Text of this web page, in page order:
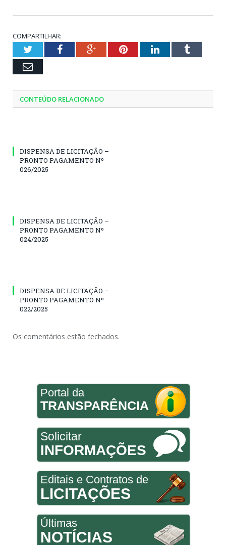
COMPARTILHAR:
TwitterFacebookGoogle+PinterestLinkedInTumblr
Email
CONTEÚDO RELACIONADO
DISPENSA DE LICITAÇÃO –
PRONTO PAGAMENTO Nº
026/2025
DISPENSA DE LICITAÇÃO –
PRONTO PAGAMENTO Nº
024/2025
DISPENSA DE LICITAÇÃO –
PRONTO PAGAMENTO Nº
022/2025
Os comentários estão fechados.
Portal da
TRANSPARÊNCIA
Solicitar
INFORMAÇÕES
Editais e Contratos de
LICITAÇÕES
Últimas
NOTÍCIAS